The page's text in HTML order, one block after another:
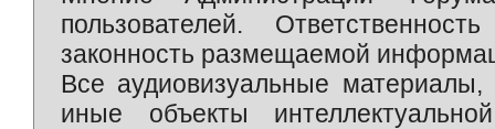
пользователей.
законность размещаемой
Все аудиовизуальные
иные объекты